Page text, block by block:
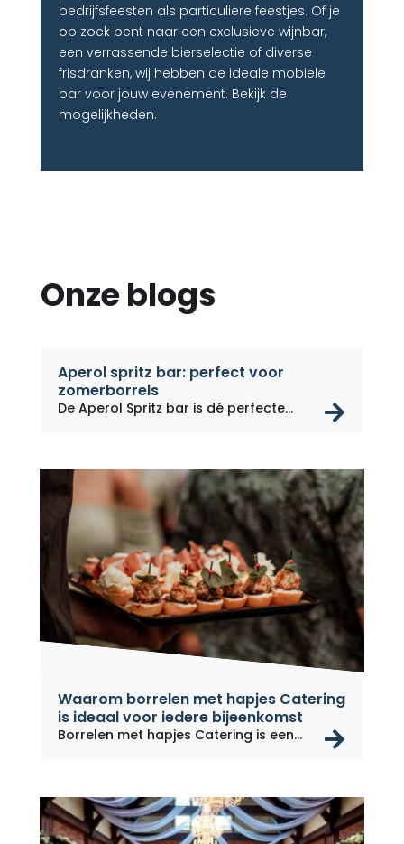
bedrijfsfeesten als particuliere feestjes. Of je
op zoek bent naar een exclusieve wijnbar,
een verrassende bierselectie of diverse
frisdranken, wij hebben de ideale mobiele
bar voor jouw evenement. Bekijk de
mogelijkheden.
Onze blogs
Aperol spritz bar: perfect voor
zomerborrels
De Aperol Spritz bar is dé perfecte...
Waarom borrelen met hapjes Catering
is ideaal voor iedere bijeenkomst
Borrelen met hapjes Catering is een...